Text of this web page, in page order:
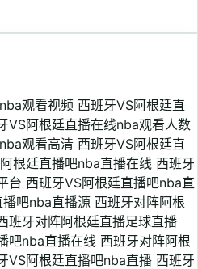
观看视频 西班牙VS阿根廷直
VS阿根廷直播在线nba观看人数
观看高清 西班牙VS阿根廷直
根廷直播吧nba直播在线 西班牙
台 西班牙VS阿根廷直播吧nba直
吧nba直播源 西班牙对阵阿根
班牙对阵阿根廷直播足球直播
吧nba直播在线 西班牙对阵阿根
VS阿根廷直播吧nba直播 西班牙